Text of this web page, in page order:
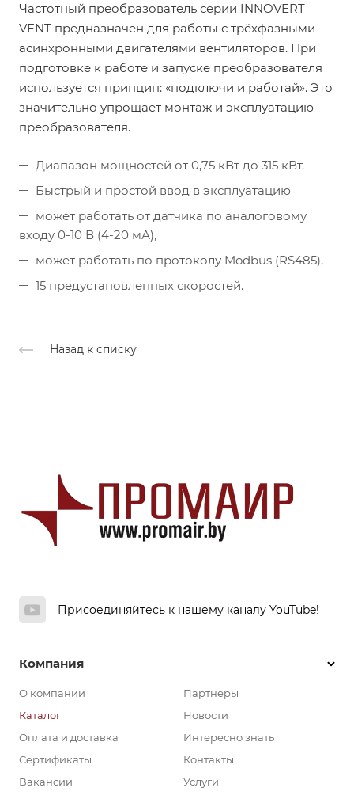
Частотный преобразователь серии INNOVERT
VENT предназначен для работы с трёхфазными
асинхронными двигателями вентиляторов. При
подготовке к работе и запуске преобразователя
используется принцип: «подключи и работай». Это
значительно упрощает монтаж и эксплуатацию
преобразователя.
Диапазон мощностей от 0,75 кВт до 315 кВт.
Быстрый и простой ввод в эксплуатацию
может работать от датчика по аналоговому
входу 0-10 В (4-20 мА),
может работать по протоколу Modbus (RS485),
15 предустановленных скоростей.
Назад к списку
Присоединяйтесь к нашему каналу YouTube!
Компания
О компании
Каталог
Оплата и доставка
Сертификаты
Вакансии
Партнеры
Новости
Интересно знать
Контакты
Услуги